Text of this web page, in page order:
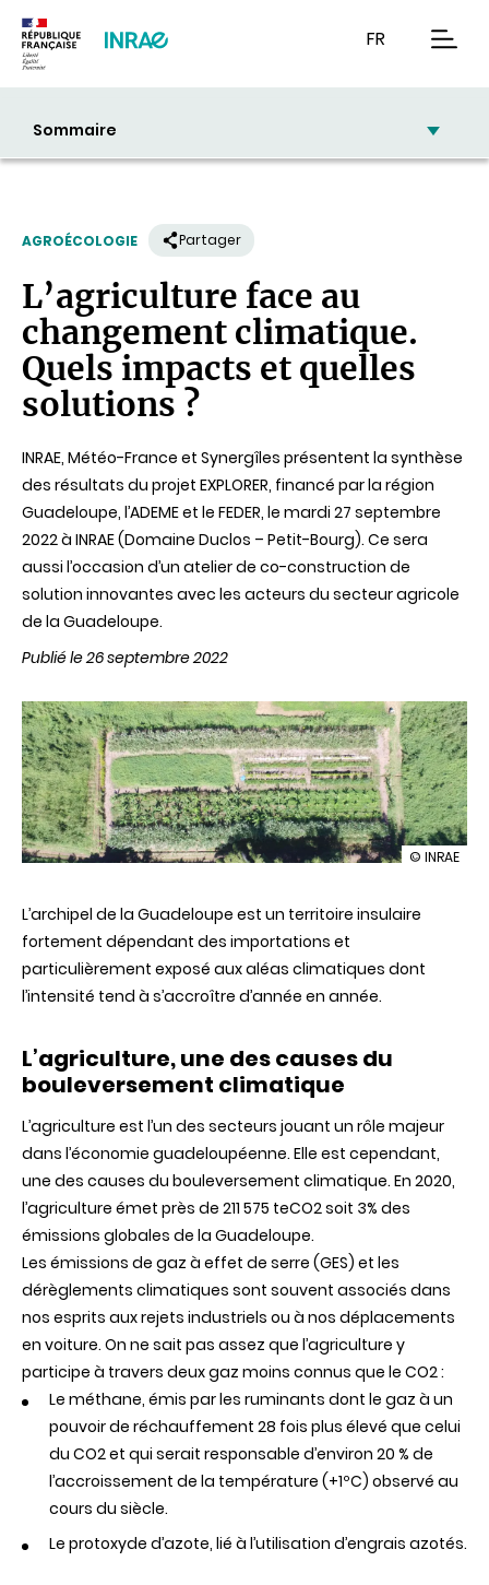
FR
Sommaire
AGROÉCOLOGIE Partager
L’agriculture face au
changement climatique.
Quels impacts et quelles
solutions ?
INRAE, Météo-France et Synergîles présentent la synthèse
des résultats du projet EXPLORER, financé par la région
Guadeloupe, l’ADEME et le FEDER, le mardi 27 septembre
2022 à INRAE (Domaine Duclos – Petit-Bourg). Ce sera
aussi l’occasion d’un atelier de co-construction de
solution innovantes avec les acteurs du secteur agricole
de la Guadeloupe.
Publié le 26 septembre 2022
illustration
au
Quels
© INRAE
L’archipel de la Guadeloupe est un territoire insulaire
fortement dépendant des importations et
particulièrement exposé aux aléas climatiques dont
l’intensité tend à s’accroître d’année en année.
L’agriculture, une des causes du
bouleversement climatique
L’agriculture est l’un des secteurs jouant un rôle majeur
dans l’économie guadeloupéenne. Elle est cependant,
une des causes du bouleversement climatique. En 2020,
l’agriculture émet près de 211 575 teCO2 soit 3% des
émissions globales de la Guadeloupe.
Les émissions de gaz à effet de serre (GES) et les
dérèglements climatiques sont souvent associés dans
nos esprits aux rejets industriels ou à nos déplacements
en voiture. On ne sait pas assez que l’agriculture y
participe à travers deux gaz moins connus que le CO2 :
Le méthane, émis par les ruminants dont le gaz à un
pouvoir de réchauffement 28 fois plus élevé que celui
du CO2 et qui serait responsable d’environ 20 % de
l’accroissement de la température (+1ºC) observé au
cours du siècle.
Le protoxyde d’azote, lié à l’utilisation d’engrais azotés.